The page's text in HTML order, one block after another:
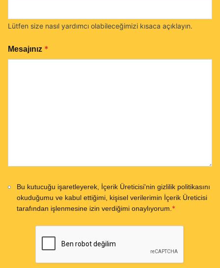
Lütfen size nasıl yardımcı olabileceğimizi kısaca açıklayın.
Mesajınız *
Bu kutucuğu işaretleyerek, İçerik Üreticisi'nin gizlilik politikasını
okuduğumu ve kabul ettiğimi, kişisel verilerimin İçerik Üreticisi
tarafından işlenmesine izin verdiğimi onaylıyorum. *